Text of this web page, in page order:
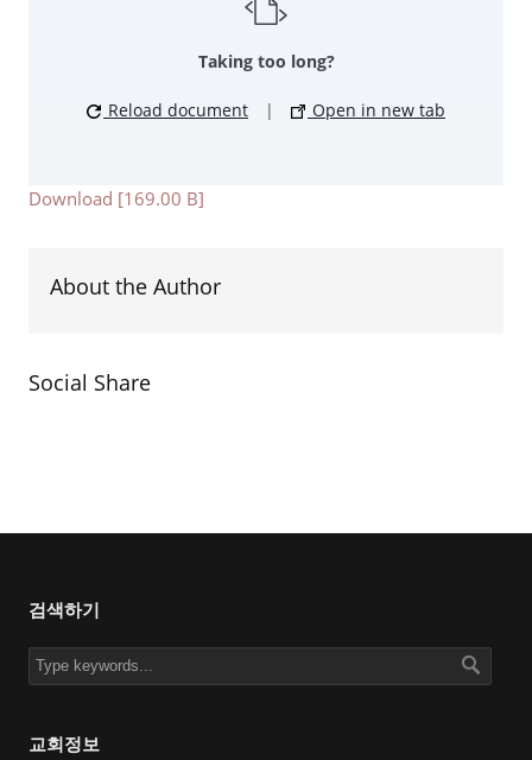
Taking too long?
Reload document | Open in new tab
Download [169.00 B]
About the Author
Social Share
검색하기
교회정보